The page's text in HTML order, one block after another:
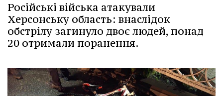
Російські війська атакували
Херсонську область: внаслідок
обстрілу загинуло двоє людей, понад
20 отримали поранення.